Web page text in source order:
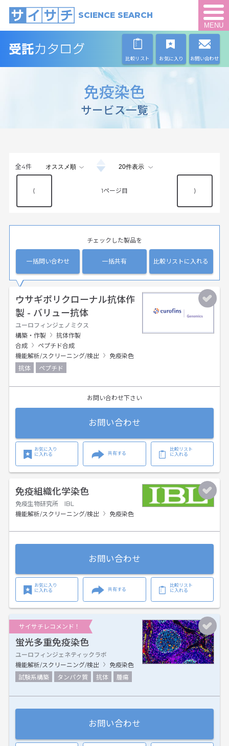
SCIENCE SEARCH
MENU
比較リスト お気に入り お問い合わせ
免疫染色
サービス一覧
全4件
⟨ 1 ⟩
チェックした製品を
一括問い合わせ 一括共有 比較リストに入れる
ウサギポリクローナル抗体作
製 - バリュー抗体
ユーロフィンジェノミクス
構築・作製
抗体作製
合成
ペプチド合成
機能解析/スクリーニング/検出
免疫染色
抗体
ペプチド
お問い合わせ下さい
お問い合わせ
お気に入り
に入れる
共有する
比較リスト
に入れる
免疫組織化学染色
免疫生物研究所 IBL
機能解析/スクリーニング/検出
免疫染色
お問い合わせ
お気に入り
に入れる
共有する
比較リスト
に入れる
サイサチレコメンド！
蛍光多重免疫染色
ユーロフィンジェネティックラボ
機能解析/スクリーニング/検出
免疫染色
試験系構築
タンパク質 抗体 腫瘍
お問い合わせ